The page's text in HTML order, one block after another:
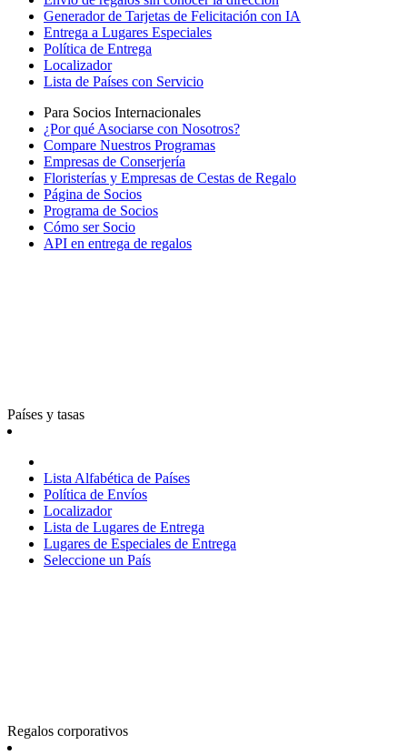
Generador de Tarjetas de Felicitación con IA
Entrega a Lugares Especiales
Política de Entrega
Localizador
Lista de Países con Servicio
Para Socios Internacionales
¿Por qué Asociarse con Nosotros?
Compare Nuestros Programas
Empresas de Conserjería
Floristerías y Empresas de Cestas de Regalo
Página de Socios
Programa de Socios
Cómo ser Socio
API en entrega de regalos
Países y tasas
Lista Alfabética de Países
Política de Envíos
Localizador
Lista de Lugares de Entrega
Lugares de Especiales de Entrega
Seleccione un País
Regalos corporativos